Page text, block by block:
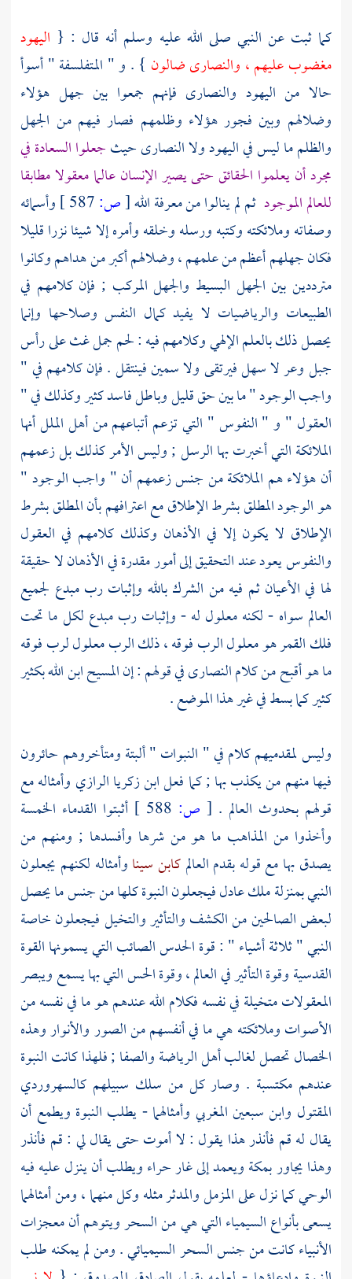
كما ثبت عن النبي صلى الله عليه وسلم أنه قال : { اليهود
مغضوب عليهم ، والنصارىضالون } . و " المتفلسفة "أسوأ
حالا من اليهود والنصارى فإنهم جمعوا بين جهل هؤلاء
وضلالهم وبين فجور هؤلاء وظلمهم فصار فيهم من الجهل
والظلم ما ليس فياليهودولاالنصارىحيثجعلوا السعادة في
مجرد أن يعلموا الحقائق حتى يصير الإنسان عالما معقولا مطابقا
للعالم الموجود ثم لم ينالوا من معرفة الله[ص:
وأسمائه
وصفاته وملائكته وكتبه ورسله وخلقه وأمره إلا شيئا نزرا قليلا
فكان جهلهم أعظم من علمهم ، وضلالهم أكبر من هداهم وكانوا
مترددين بين الجهل البسيط والجهل المركب ; فإن كلامهم في
الطبيعات والرياضيات لا يفيد كمال النفس وصلاحها وإنما
يحصل ذلك بالعلم الإلهي وكلامهم فيه : لحم جمل غث على رأس
جبل وعر لا سهل فيرتقى ولا سمين فينتقل . فإن كلامهم في "
واجب الوجود " ما بين حق قليل وباطل فاسد كثير وكذلك في "
العقول " و " النفوس " التي تزعم أتباعهم من أهل الملل أنها
الملائكة التي أخبرت بها الرسل ; وليس الأمر كذلك بل زعمهم
أن هؤلاء هم الملائكة من جنس زعمهم أن " واجب الوجود "
هو الوجود المطلق بشرط الإطلاق مع اعترافهم بأن المطلق بشرط
الإطلاق لا يكون إلا في الأذهان وكذلك كلامهم في العقول
والنفوس يعود عند التحقيق إلى أمور مقدرة في الأذهان لا حقيقة
لها في الأعيان ثم فيه من الشرك بالله وإثبات رب مبدع لجميع
العالم سواه - لكنه معلول له - وإثبات رب مبدع لكل ما تحت
فلك القمر هو معلول الرب فوقه ، ذلك الرب معلول لرب فوقه
ما هو أقبح من كلامالنصارىفي قولهم : إنالمسيحابن الله بكثير
كثير كما بسط في غير هذا الموضع .
وليس لمقدميهم كلام في " النبوات " ألبتة ومتأخروهم حائرون
فيها منهم من يكذب بها ; كما فعلابن زكريا الرازي وأمثاله مع
قولهم بحدوث العالم . [ ص:
أثبتوا القدماء الخمسة
وأخذوا من المذاهب ما هو من شرها وأفسدها ; ومنهم من
يصدق بها مع قوله بقدم العالمكابن سيناوأمثاله لكنهم يجعلون
النبي بمنزلة ملك عادل فيجعلون النبوة كلها من جنس ما يحصل
لبعض الصالحين من الكشف والتأثير والتخيل فيجعلون خاصة
النبي " ثلاثة أشياء " : قوة الحدس الصائب التي يسمونها القوة
القدسية وقوة التأثير في العالم ، وقوة الحس التي بها يسمع ويبصر
المعقولات متخيلة في نفسه فكلام الله عندهم هو ما في نفسه من
الأصوات وملائكته هي ما في أنفسهم من الصور والأنوار وهذه
الخصال تحصل لغالب أهل الرياضة والصفا ; فلهذا كانت النبوة
عندهم مكتسبة . وصار كل من سلك سبيلهم كالسهروردي
المقتول وابن سبعين المغربي وأمثالهما - يطلب النبوة ويطمع أن
يقال له قم فأنذر هذا يقول : لا أموت حتى يقال لي : قم فأنذر
وهذا يجاوربمكةويعمد إلىغار حراءويطلب أن ينزل عليه فيه
الوحي كما نزل على المزمل والمدثر مثله وكل منهما ، ومن أمثالهما
يسعى بأنواع السيمياء التي هي من السحر ويتوهم أن معجزات
الأنبياء كانت من جنس السحر السيميائي . ومن لم يمكنه طلب